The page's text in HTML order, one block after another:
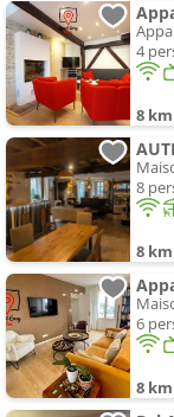
4
8 km
8
8 km
6
8 km